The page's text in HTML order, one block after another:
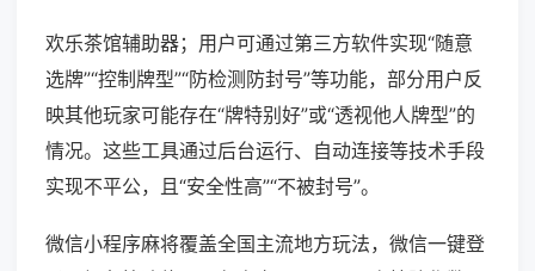
欢乐茶馆辅助器；用户可通过第三方软件实现“随意
选牌”“控制牌型”“防检测防封号”等功能，部分用户反
映其他玩家可能存在“牌特别好”或“透视他人牌型”的
情况。这些工具通过后台运行、自动连接等技术手段
实现不平公，且“安全性高”“不被封号”。
微信小程序麻将覆盖全国主流地方玩法，微信一键登